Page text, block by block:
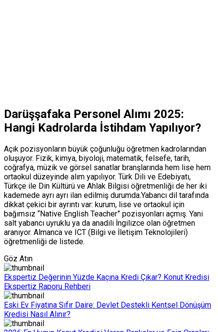
Darüşşafaka Personel Alımı 2025:
Hangi Kadrolarda İstihdam Yapılıyor?
Açık pozisyonların büyük çoğunluğu öğretmen kadrolarından
oluşuyor. Fizik, kimya, biyoloji, matematik, felsefe, tarih,
coğrafya, müzik ve görsel sanatlar branşlarında hem lise hem
ortaokul düzeyinde alım yapılıyor. Türk Dili ve Edebiyatı,
Türkçe ile Din Kültürü ve Ahlak Bilgisi öğretmenliği de her iki
kademede ayrı ayrı ilan edilmiş durumda.Yabancı dil tarafında
dikkat çekici bir ayrıntı var: kurum, lise ve ortaokul için
bağımsız “Native English Teacher” pozisyonları açmış. Yani
salt yabancı uyruklu ya da anadili İngilizce olan öğretmen
aranıyor. Almanca ve ICT (Bilgi ve İletişim Teknolojileri)
öğretmenliği de listede.
Göz Atın
Ekspertiz Değerinin Yüzde Kaçına Kredi Çıkar? Konut Kredisi
Ekspertiz Raporu Rehberi
Eski Ev Fiyatına Sıfır Daire: Devlet Destekli Kentsel Dönüşüm
Kredisi Nasıl Alınır?